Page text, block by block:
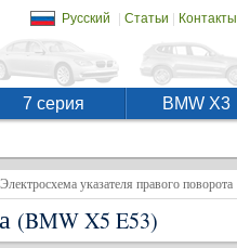
Русский | Статьи | Контакты
7 серия BMW X3
Электросхема указателя правого поворота
(BMW X5 E53)